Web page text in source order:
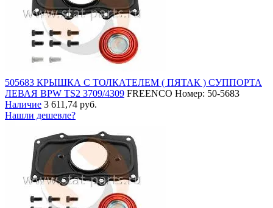
505683 КРЫШКА С ТОЛКАТЕЛЕМ ( ПЯТАК ) СУППОРТА
ЛЕВАЯ BPW TS2 3709/4309 FREENCO Номер: 50-5683
Наличие 3 611,74 руб.
Нашли дешевле?